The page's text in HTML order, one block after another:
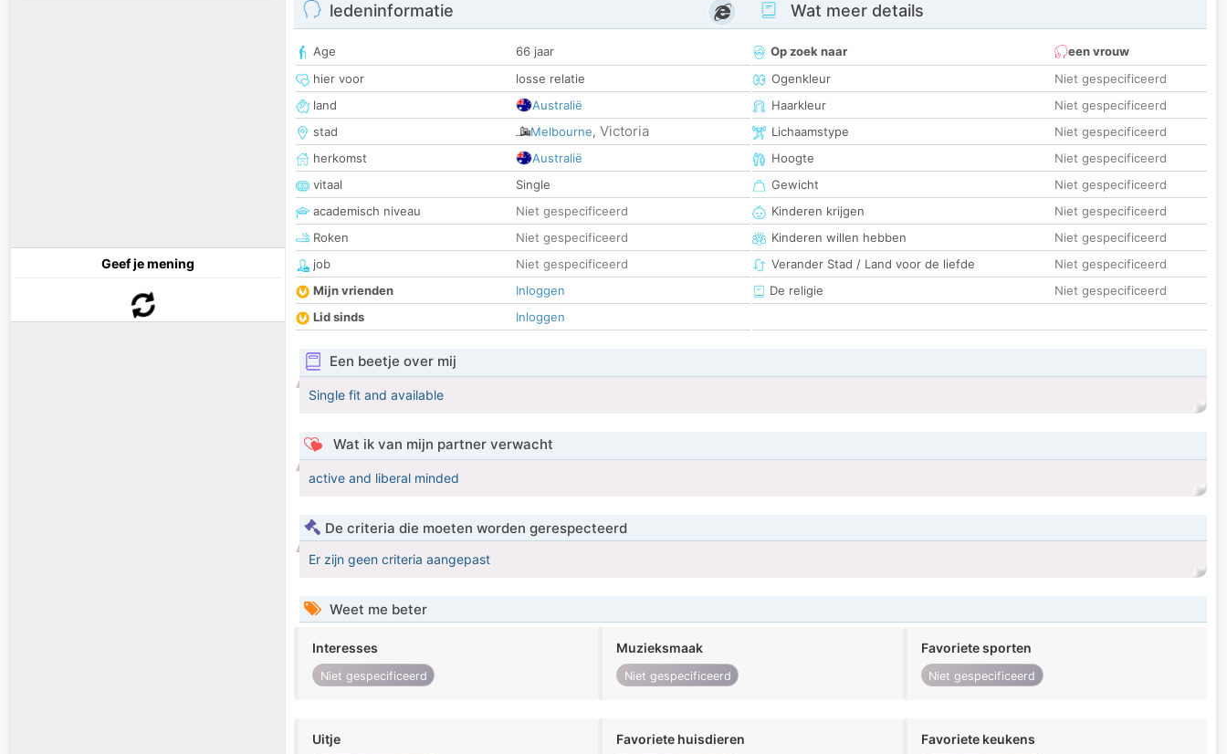
Geef je mening
ledeninformatie
Age
66 jaar
hier voor
losse relatie
land
Australië
stad
Melbourne, Victoria
herkomst
Australië
vitaal
Single
academisch niveau
Niet gespecificeerd
Roken
Niet gespecificeerd
job
Niet gespecificeerd
Mijn vrienden
Inloggen
Lid sinds
Inloggen
Wat meer details
Op zoek naar
een vrouw
Ogenkleur
Niet gespecificeerd
Haarkleur
Niet gespecificeerd
Lichaamstype
Niet gespecificeerd
Hoogte
Niet gespecificeerd
Gewicht
Niet gespecificeerd
Kinderen krijgen
Niet gespecificeerd
Kinderen willen hebben
Niet gespecificeerd
Verander Stad / Land voor de liefde
Niet gespecificeerd
De religie
Niet gespecificeerd
Een beetje over mij
Single fit and available
Wat ik van mijn partner verwacht
active and liberal minded
De criteria die moeten worden gerespecteerd
Er zijn geen criteria aangepast
Weet me beter
Interesses
Niet gespecificeerd
Muzieksmaak
Niet gespecificeerd
Favoriete sporten
Niet gespecificeerd
Uitje Favoriete huisdieren Favoriete keukens